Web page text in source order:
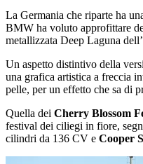
La Germania che riparte ha
BMW ha voluto approfittare
metallizzata Deep Laguna
Un aspetto distintivo della
una grafica artistica a freccia
pelle, per un effetto che sa di
Quella dei Cherry Blossom
festival dei ciliegi in fiore,
cilindri da 136 CV e Cooper S